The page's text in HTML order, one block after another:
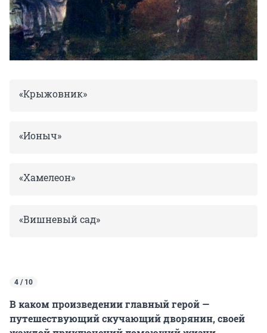
«Крыжовник»
«Ионыч»
«Хамелеон»
«Вишневый сад»
4 / 10
В каком произведении главный герой —
путешествующий скучающий дворянин, своей